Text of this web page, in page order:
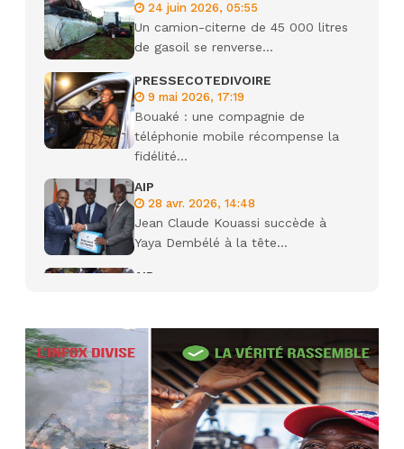
24 juin 2026, 05:55
Un camion-citerne de 45 000 litres
de gasoil se renverse...
PRESSECOTEDIVOIRE
9 mai 2026, 17:19
Bouaké : une compagnie de
téléphonie mobile récompense la
fidélité...
AIP
28 avr. 2026, 14:48
Jean Claude Kouassi succède à
Yaya Dembélé à la tête...
AIP
Camara tué lors d’attaques...
22 avr. 2026, 16:41
Des bureaux ravagés dans un
incendie survenu à la mairie...